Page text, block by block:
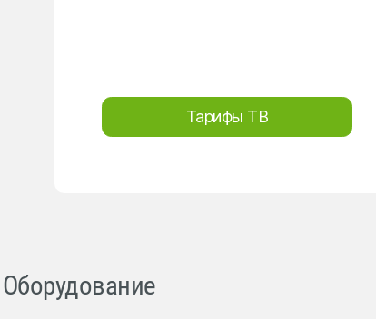
Тарифы ТВ
Оборудование